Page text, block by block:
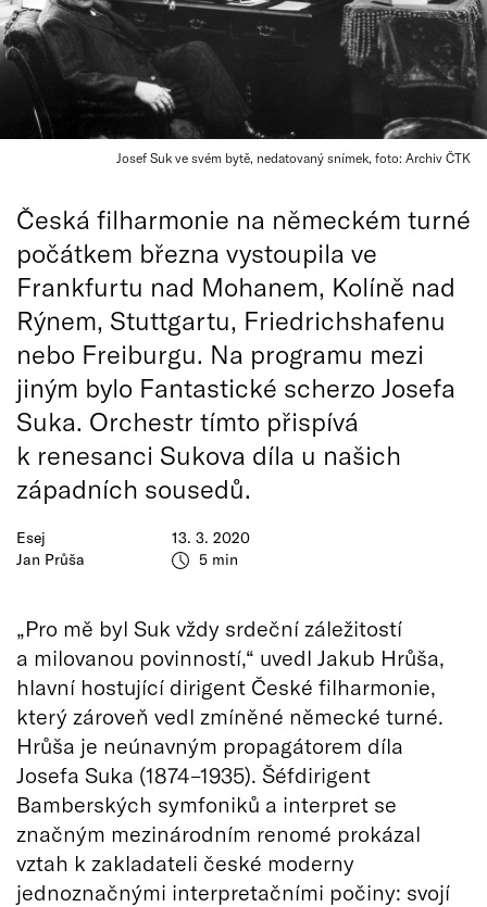
Josef Suk ve svém bytě, nedatovaný snímek, foto: Archiv ČTK
Esej
Jan Průša
13. 3. 2020
5 min
Česká filharmonie na německém turné
počátkem března vystoupila ve
Frankfurtu nad Mohanem, Kolíně nad
Rýnem, Stuttgartu, Friedrichshafenu
nebo Freiburgu. Na programu mezi
jiným bylo Fantastické scherzo Josefa
Suka. Orchestr tímto přispívá
k renesanci Sukova díla u našich
západních sousedů.
„Pro mě byl Suk vždy srdeční záležitostí
a milovanou povinností,“ uvedl Jakub Hrůša,
hlavní hostující dirigent České filharmonie,
který zároveň vedl zmíněné německé turné.
Hrůša je neúnavným propagátorem díla
Josefa Suka (1874–1935). Šéfdirigent
Bamberských symfoniků a interpret se
značným mezinárodním renomé prokázal
vztah k zakladateli české moderny
jednoznačnými interpretačními počiny: svojí